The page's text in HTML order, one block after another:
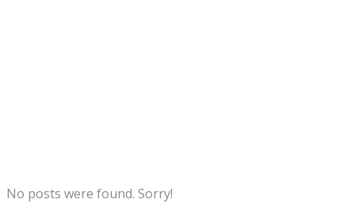
No posts were found. Sorry!